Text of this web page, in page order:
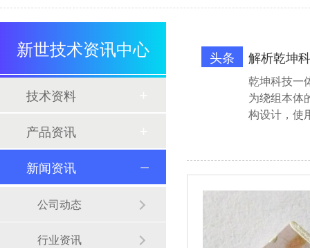
解析乾坤
头条
乾坤科技一
为绕组本体
构设计，使
新世技术资讯中心
技术资料
产品资讯
新闻资讯
公司动态
行业资讯